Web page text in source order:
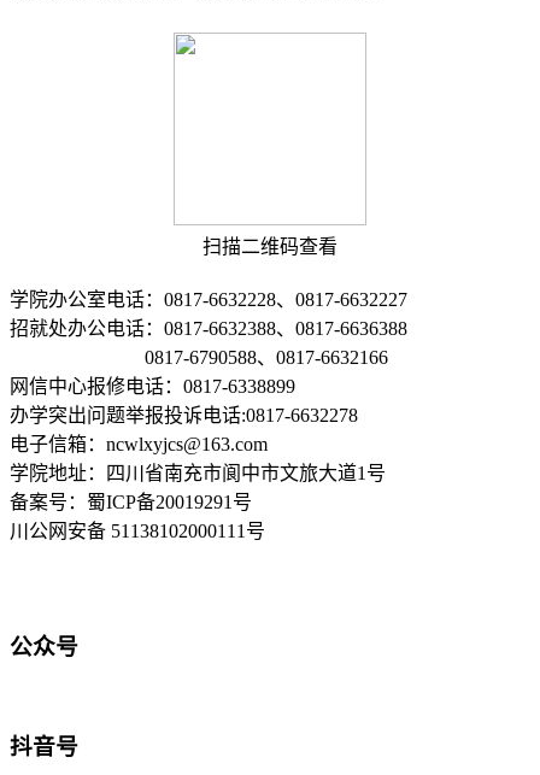
扫描二维码查看
学院办公室电话：0817-6632228、0817-6632227
招就处办公电话：0817-6632388、0817-6636388
0817-6790588、0817-6632166
网信中心报修电话：0817-6338899
办学突出问题举报投诉电话:0817-6632278
电子信箱：ncwlxyjcs@163.com
学院地址：四川省南充市阆中市文旅大道1号
备案号：蜀ICP备20019291号
川公网安备 51138102000111号
公众号
抖音号